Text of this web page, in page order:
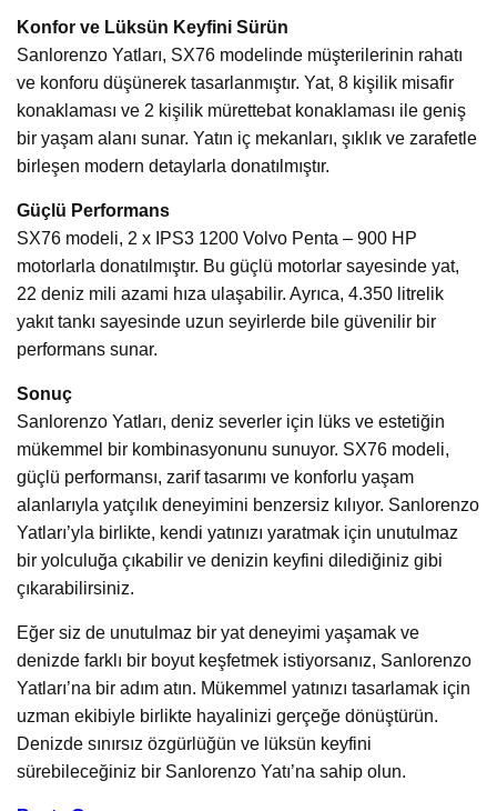
Konfor ve Lüksün Keyfini Sürün
Sanlorenzo Yatları, SX76 modelinde müşterilerinin rahatı
ve konforu düşünerek tasarlanmıştır. Yat, 8 kişilik misafir
konaklaması ve 2 kişilik mürettebat konaklaması ile geniş
bir yaşam alanı sunar. Yatın iç mekanları, şıklık ve zarafetle
birleşen modern detaylarla donatılmıştır.
Güçlü Performans
SX76 modeli, 2 x IPS3 1200 Volvo Penta – 900 HP
motorlarla donatılmıştır. Bu güçlü motorlar sayesinde yat,
22 deniz mili azami hıza ulaşabilir. Ayrıca, 4.350 litrelik
yakıt tankı sayesinde uzun seyirlerde bile güvenilir bir
performans sunar.
Sonuç
Sanlorenzo Yatları, deniz severler için lüks ve estetiğin
mükemmel bir kombinasyonunu sunuyor. SX76 modeli,
güçlü performansı, zarif tasarımı ve konforlu yaşam
alanlarıyla yatçılık deneyimini benzersiz kılıyor. Sanlorenzo
Yatları’yla birlikte, kendi yatınızı yaratmak için unutulmaz
bir yolculuğa çıkabilir ve denizin keyfini dilediğiniz gibi
çıkarabilirsiniz.
Eğer siz de unutulmaz bir yat deneyimi yaşamak ve
denizde farklı bir boyut keşfetmek istiyorsanız, Sanlorenzo
Yatları’na bir adım atın. Mükemmel yatınızı tasarlamak için
uzman ekibiyle birlikte hayalinizi gerçeğe dönüştürün.
Denizde sınırsız özgürlüğün ve lüksün keyfini
sürebileceğiniz bir Sanlorenzo Yatı’na sahip olun.